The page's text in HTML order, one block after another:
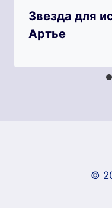
Звезда для
Артье
©